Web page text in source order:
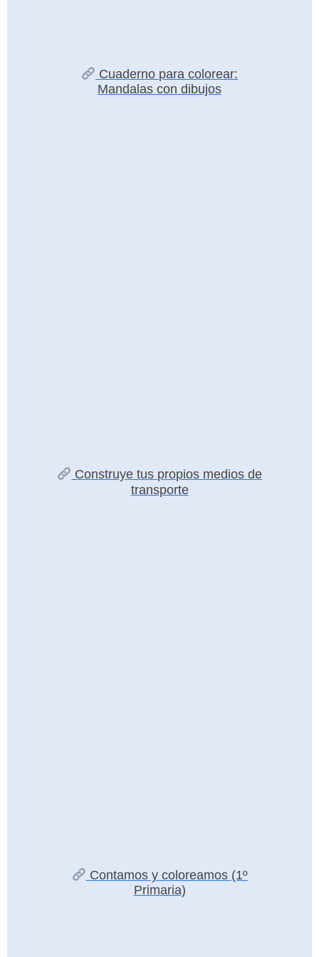
Cuaderno para colorear:
Mandalas con dibujos
Construye tus propios medios de
transporte
Contamos y coloreamos (1º
Primaria)